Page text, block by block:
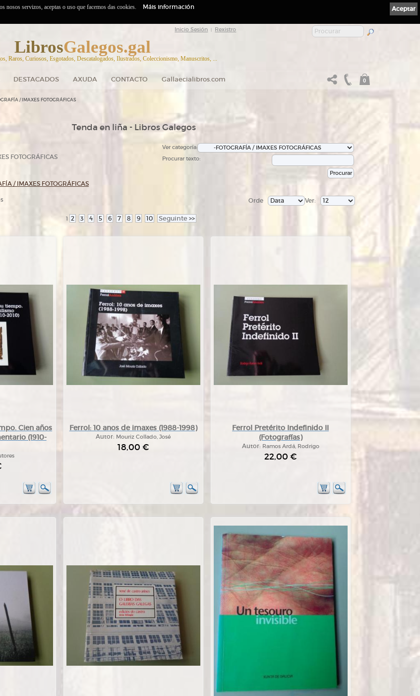
Inicio Sesión Rexistro
LibrosGalegos.gal
Raros, Curiosos, Esgotados, Descatalogados, Ilustrados, Coleccionismo, Manuscritos, ...
DESTACADOS AXUDA CONTACTO Gallaecialibros.com 0
/ IMAXES FOTOGRÁFICAS
Tenda en liña - Libros Galegos
FOTOGRÁFICAS
Ver categoría:
Procurar texto:
/ IMAXES FOTOGRÁFICAS
Ver:
Orde
1 2 3 4 5 6 7 8 9 10 Seguinte >>
Cien años
(1910-
Ferrol: 10 anos de imaxes (1988-1998)
Autor: Mouriz Collado, José
18,00 €
Ferrol Pretérito Indefinido II
(Fotografías)
Autor: Ramos Ardá, Rodrigo
22,00 €
Aceptar
nosos servizos, aceptas o uso que facemos das cookies. Máis información